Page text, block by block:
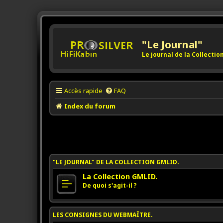
"Le Journal"
Le journal de la
Accès rapide FAQ
Index du forum
"LE JOURNAL" DE LA COLLECTION GMLID.
La Collection GMLID.
De quoi s'agit-il ?
LES CONSIGNES DU WEBMAÎTRE.